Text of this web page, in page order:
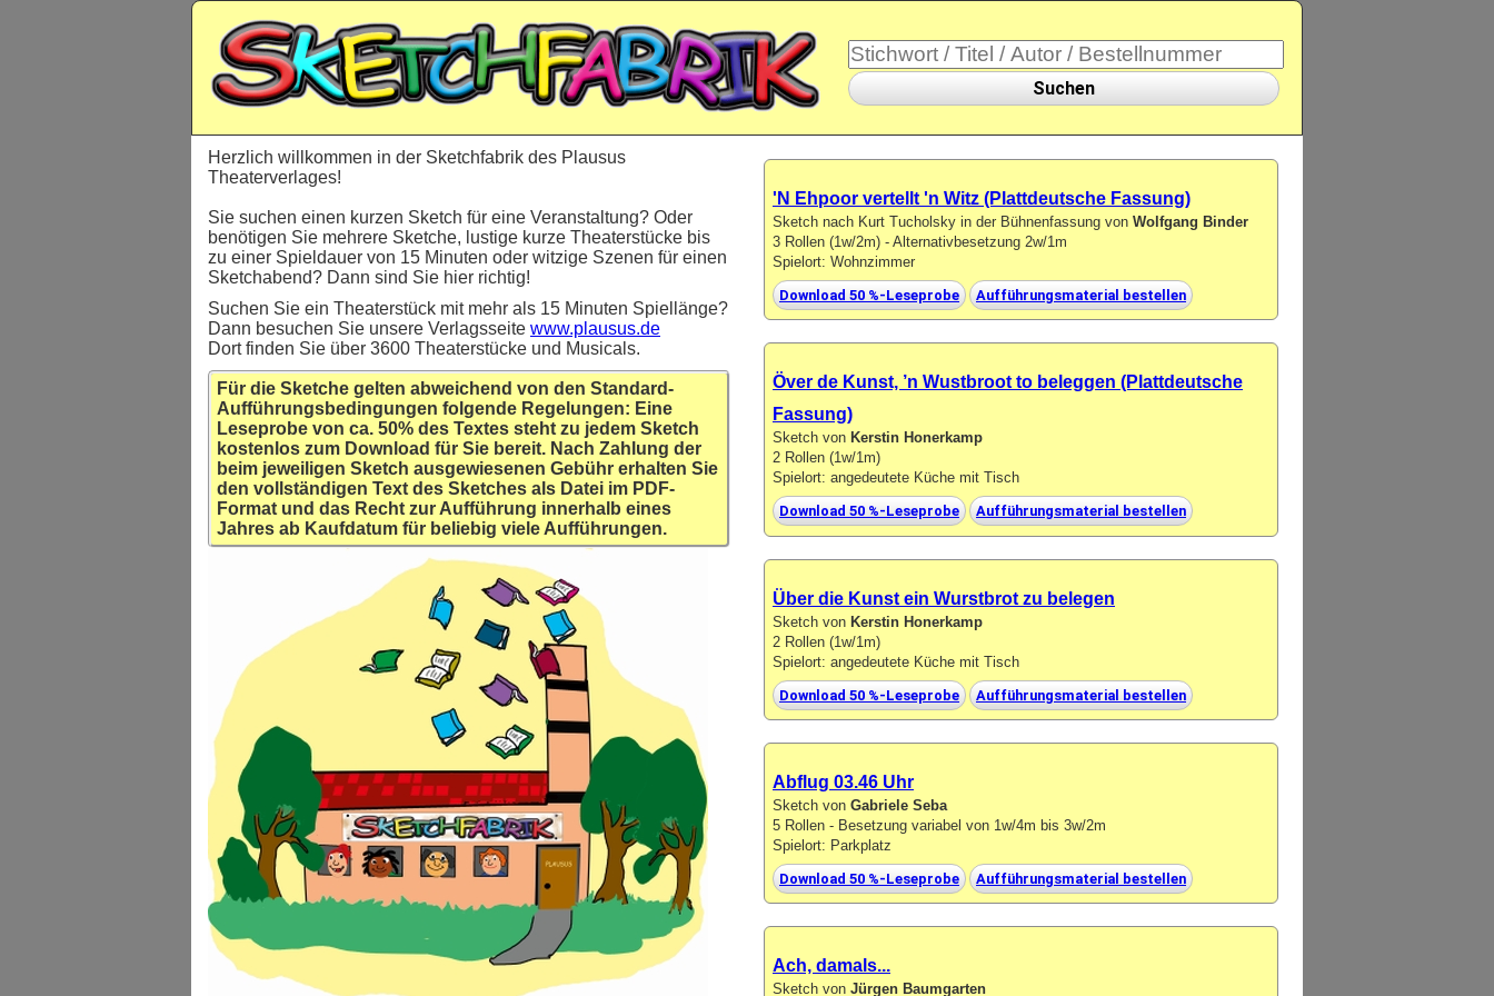
Suchen
Herzlich willkommen in der Sketchfabrik des Plausus
Theaterverlages!
Sie suchen einen kurzen Sketch für eine Veranstaltung? Oder
benötigen Sie mehrere Sketche, lustige kurze Theaterstücke bis
zu einer Spieldauer von 15 Minuten oder witzige Szenen für einen
Sketchabend? Dann sind Sie hier richtig!
Suchen Sie ein Theaterstück mit mehr als 15 Minuten Spiellänge?
Dann besuchen Sie unsere Verlagsseite www.plausus.de
Dort finden Sie über 3600 Theaterstücke und Musicals.
Für die Sketche gelten abweichend von den Standard-
Aufführungsbedingungen folgende Regelungen: Eine
Leseprobe von ca. 50% des Textes steht zu jedem Sketch
kostenlos zum Download für Sie bereit. Nach Zahlung der
beim jeweiligen Sketch ausgewiesenen Gebühr erhalten Sie
den vollständigen Text des Sketches als Datei im PDF-
Format und das Recht zur Aufführung innerhalb eines
Jahres ab Kaufdatum für beliebig viele Aufführungen.
'N Ehpoor vertellt 'n Witz (Plattdeutsche Fassung)
Sketch nach Kurt Tucholsky in der Bühnenfassung von Wolfgang Binder
3 Rollen (1w/2m) - Alternativbesetzung 2w/1m
Spielort: Wohnzimmer
Download 50 %-Leseprobe
Aufführungsmaterial bestellen
Över de Kunst, ’n Wustbroot to beleggen (Plattdeutsche
Fassung)
Sketch von Kerstin Honerkamp
2 Rollen (1w/1m)
Spielort: angedeutete Küche mit Tisch
Download 50 %-Leseprobe
Aufführungsmaterial bestellen
Über die Kunst ein Wurstbrot zu belegen
Sketch von Kerstin Honerkamp
2 Rollen (1w/1m)
Spielort: angedeutete Küche mit Tisch
Download 50 %-Leseprobe
Aufführungsmaterial bestellen
Abflug 03.46 Uhr
Sketch von Gabriele Seba
5 Rollen - Besetzung variabel von 1w/4m bis 3w/2m
Spielort: Parkplatz
Download 50 %-Leseprobe
Aufführungsmaterial bestellen
Ach, damals...
Sketch von Jürgen Baumgarten